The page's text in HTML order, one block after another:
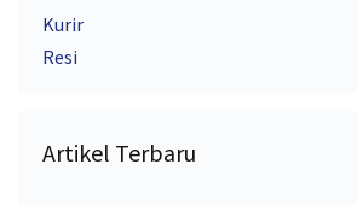
Kurir
Resi
Artikel Terbaru